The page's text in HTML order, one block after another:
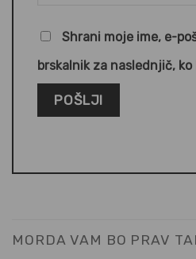
Shrani moje ime, e-
brskalnik za naslednjič,
MORDA VAM BO PRAV